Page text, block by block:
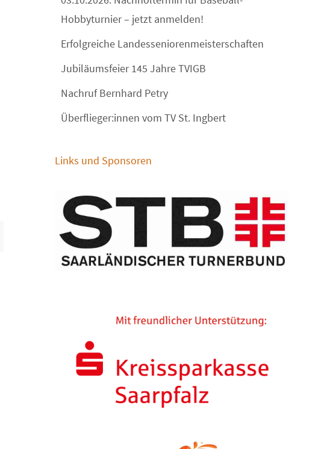
Hobbyturnier – jetzt anmelden!
Erfolgreiche Landesseniorenmeisterschaften
Jubiläumsfeier 145 Jahre TVIGB
Nachruf Bernhard Petry
Überflieger:innen vom TV St. Ingbert
Links und Sponsoren